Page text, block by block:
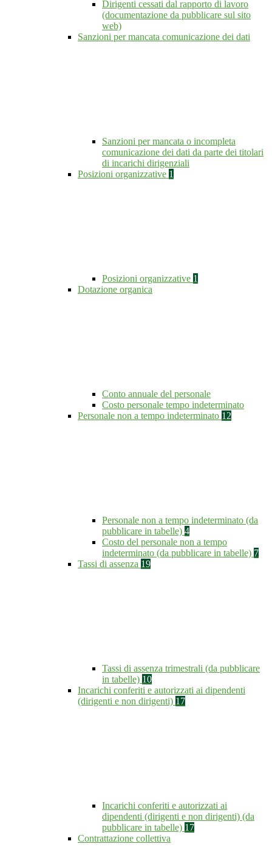
Dirigenti cessati dal rapporto di lavoro
(documentazione da pubblicare sul sito
web)
Sanzioni per mancata comunicazione dei dati
Sanzioni per mancata o incompleta
comunicazione dei dati da parte dei titolari
di incarichi dirigenziali
Posizioni organizzative 1
Posizioni organizzative 1
Dotazione organica
Conto annuale del personale
Costo personale tempo indeterminato
Personale non a tempo indeterminato 12
Personale non a tempo indeterminato (da
pubblicare in tabelle) 4
Costo del personale non a tempo
indeterminato (da pubblicare in tabelle) 7
Tassi di assenza 19
Tassi di assenza trimestrali (da pubblicare
in tabelle) 10
Incarichi conferiti e autorizzati ai dipendenti
(dirigenti e non dirigenti) 17
Incarichi conferiti e autorizzati ai
dipendenti (dirigenti e non dirigenti) (da
pubblicare in tabelle) 17
Contrattazione collettiva